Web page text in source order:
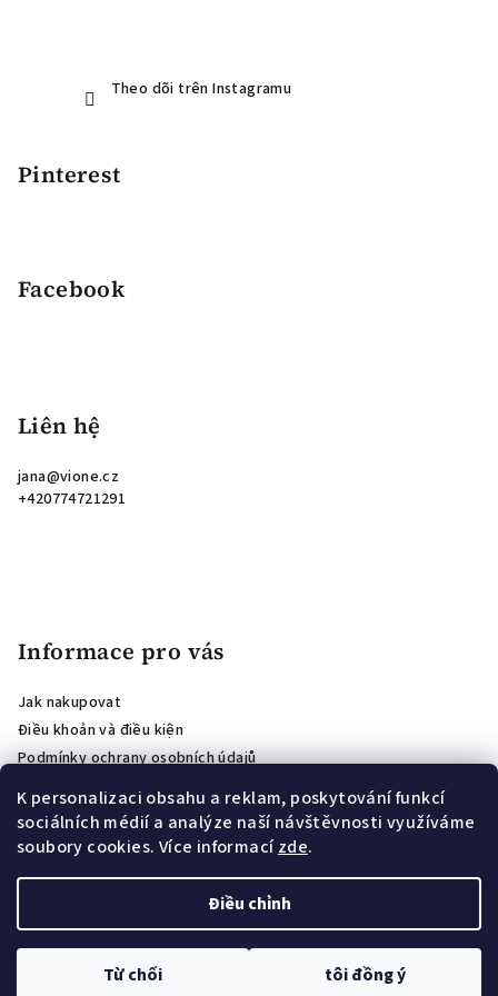
K personalizaci obsahu a reklam, poskytování funkcí
sociálních médií a analýze naší návštěvnosti využíváme
soubory cookies. Více informacízde.
Điều chỉnh
Từ chối tôi đồng ý
Theo dõi trên Instagramu
Pinterest
Facebook
Liên hệ
jana@vione.cz
+420774721291
Informace pro vás
Jak nakupovat
Điều khoản và điều kiện
Podmínky ochrany osobních údajů
ánh giá cửa hàng
Affiliate program
PODMÍNKY SOUTĚŽE O VOUCHER PRO ODBĚRATELE NEWSLETTERU
cài đặt cookie